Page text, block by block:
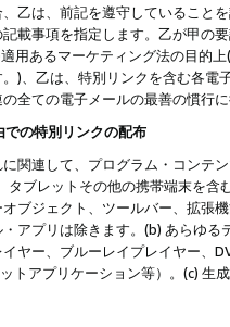
乙は、前記を遵守していること
載事項を指定します。乙が甲の
用あるマーケティング法の目的
)、乙は、特別リンクを含む各
全ての電子メールの最善の慣行
の特別リンクの配布
関連して、プログラム・コンテ
タブレットその他の携帯端末を
ブジェクト、ツールバー、拡張
アプリは除きます。(b) あらゆ
ヤー、ブルーレイプレイヤー、
トアプリケーション等）。(c)